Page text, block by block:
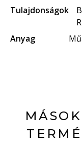
Tulajdonságok
Anyag